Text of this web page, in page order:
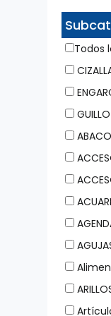
Todos